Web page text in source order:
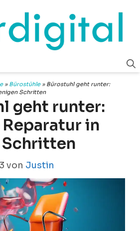
» Bürostühle» Bürostuhl geht runter:
Schritten
geht runter:
in
von Justin